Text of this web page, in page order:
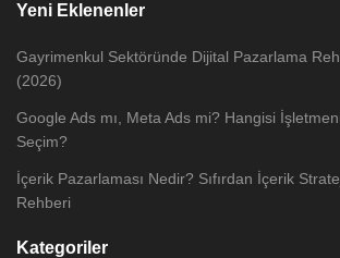
Yeni Eklenenler
Gayrimenkul Sektöründe Dijital Pazarlama
(2026)
Google Ads mı, Meta Ads mi? Hangisi
Seçim?
İçerik Pazarlaması Nedir? Sıfırdan İçerik
Rehberi
Kategoriler